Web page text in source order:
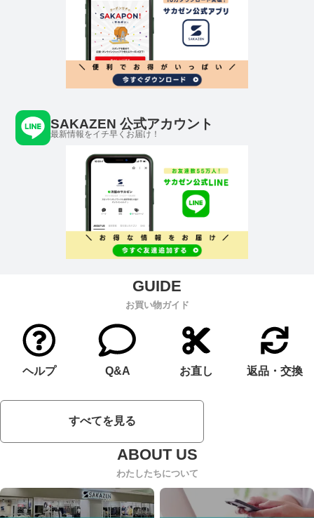
SAKAZEN 公式アカウント
最新情報をイチ早くお届け！
お買い物ガイド
ヘルプ Q&A お直し 返品・交換
すべてを見る
わたしたちについて